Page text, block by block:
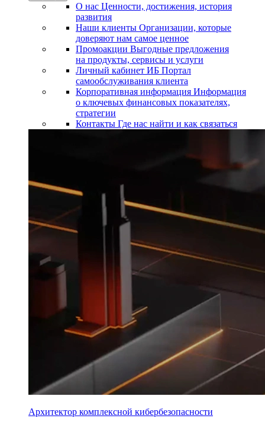
О нас Ценности, достижения, история
развития
Наши клиенты Организации, которые
доверяют нам самое ценное
Промоакции Выгодные предложения
на продукты, сервисы и услуги
Личный кабинет ИБ Портал
самообслуживания клиента
Корпоративная информация Информация
о ключевых финансовых показателях,
стратегии
Контакты Где нас найти и как связаться
Архитектор комплексной кибербезопасности